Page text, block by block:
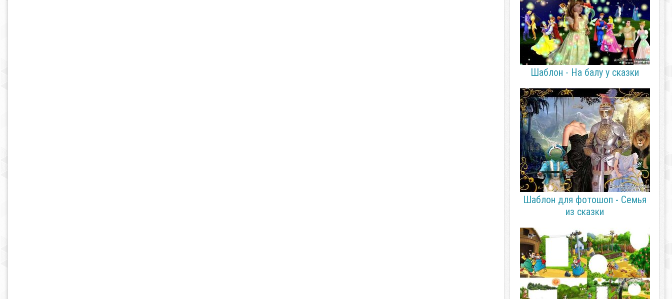
Шаблон - На балу у сказки
Шаблон для фотошоп - Семья
из сказки